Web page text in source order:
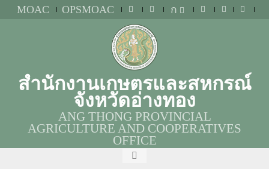
MOAC OPSMOAC ก
สำนักงานเกษตรและสหกรณ์
จังหวัดอ่างทอง
ANG THONG PROVINCIAL
AGRICULTURE AND COOPERATIVES
OFFICE